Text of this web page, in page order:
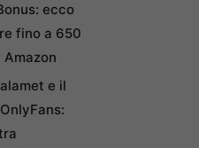
ecco
fino a 650
Amazon
e il